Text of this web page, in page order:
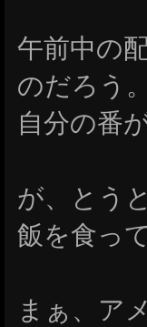
午前中の
のだろう
自分の番
が、とう
飯を食っ
まぁ、ア